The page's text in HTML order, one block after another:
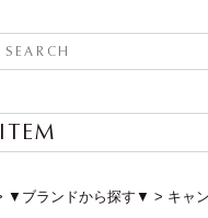
ITEM
▼ブランドから探す▼ キャ